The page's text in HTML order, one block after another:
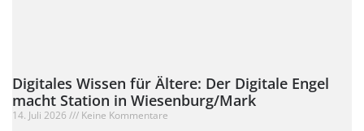
Digitales Wissen für Ältere: Der Digitale Engel
macht Station in Wiesenburg/Mark
14. Juli 2026 Keine Kommentare